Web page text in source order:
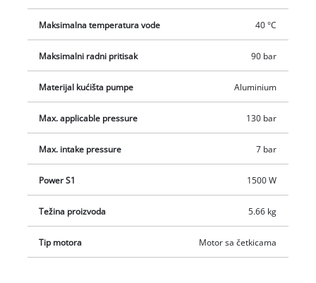
Maksimalna temperatura vode 40 °C
Maksimalni radni pritisak 90 bar
Materijal kućišta pumpe Aluminium
Max. applicable pressure 130 bar
Max. intake pressure 7 bar
Power S1 1500 W
Težina proizvoda 5.66 kg
Tip motora Motor sa četkicama